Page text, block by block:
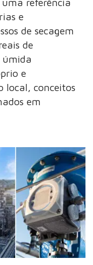
uma referência
e
de secagem
de
úmida
e
local, conceitos
em